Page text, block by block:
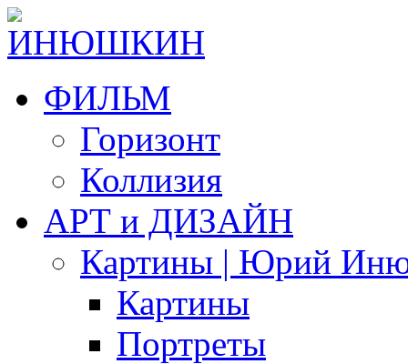
ФИЛЬМ
Горизонт
Коллизия
АРТ и ДИЗАЙН
Картины | Юрий
Картины
Портреты